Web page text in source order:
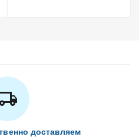
доставляем